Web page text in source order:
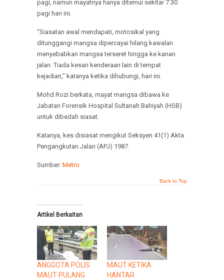
pagi, namun mayatnya hanya ditemui sekitar 7.30
pagi hari ini.
“Siasatan awal mendapati, motosikal yang
ditunggangi mangsa dipercayai hilang kawalan
menyebabkan mangsa terseret hingga ke kanan
jalan. Tiada kesan kenderaan lain di tempat
kejadian,” katanya ketika dihubungi, hari ini.
Mohd Rozi berkata, mayat mangsa dibawa ke
Jabatan Forensik Hospital Sultanah Bahiyah (HSB)
untuk dibedah siasat.
Katanya, kes disiasat mengikut Seksyen 41(1) Akta
Pengangkutan Jalan (APJ) 1987.
Sumber: Metro
Back to Top
Artikel Berkaitan
ANGGOTA POLIS
MAUT PULANG
MAUT KETIKA
HANTAR